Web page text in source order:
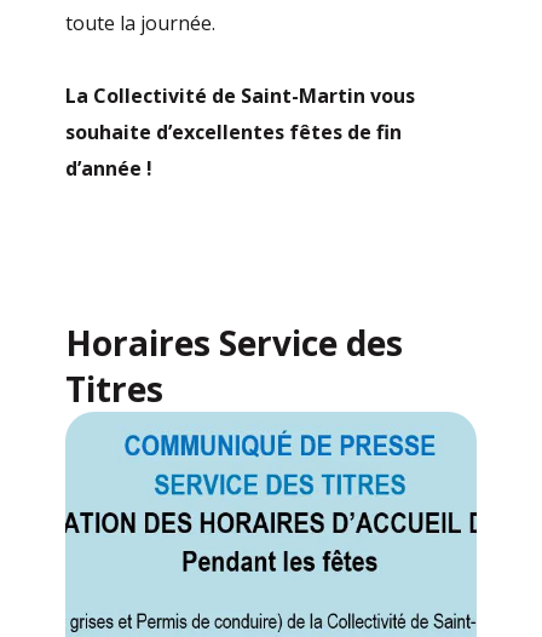
toute la journée.
La Collectivité de Saint-Martin vous
souhaite d’excellentes fêtes de fin
d’année !
Horaires Service des
Titres